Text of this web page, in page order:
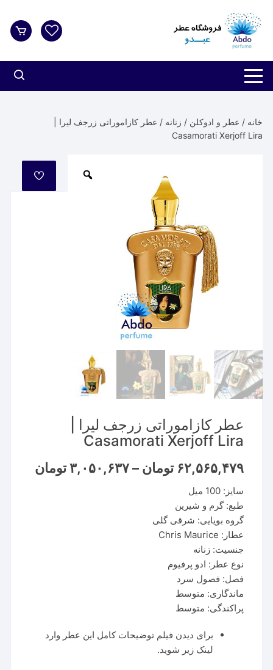
شدن
خانه / عطر و ادوکلن / زنانه / عطر کازاموراتی زرجف لیرا |
Casamorati Xerjoff Lira
مورد
علاقه
عطر کازاموراتی زرجف لیرا |
Casamorati Xerjoff Lira
۶۲,۵۶۵,۴۷۹ تومان – ۳,۰۵۰,۶۳۷ تومان
سایز: 100 میل
طبع: گرم و شیرین
گروه بویایی: شرقی گلی
عطار: Chris Maurice
جنسیت: زنانه
نوع عطر: ادو پرفیوم
فصل: فصول سرد
ماندگاری: متوسط
پراکندگی: متوسط
برای دیدن فیلم توضیحات کامل این عطر وارد
لینک زیر شوید.